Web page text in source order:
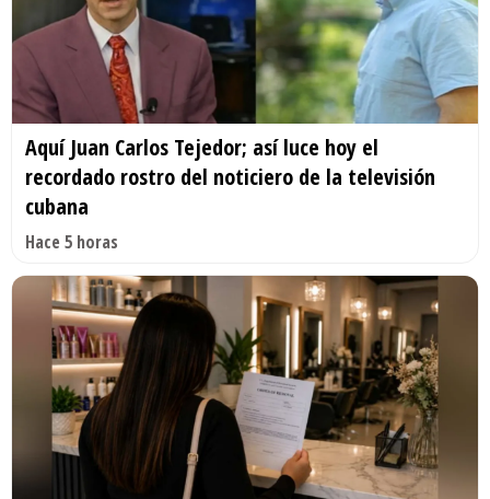
Aquí Juan Carlos Tejedor; así luce hoy el
recordado rostro del noticiero de la televisión
cubana
Hace 5 horas